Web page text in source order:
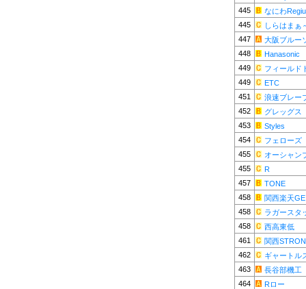
445
なにわ
445
しらはまぁ
447
大阪ブルー
448
Hanasonic
449
フィールド
449
ETC
451
浪速ブレー
452
グレッグス
453
Styles
454
フェローズ
455
オーシャン
455
R
457
TONE
458
関西楽天GE
458
ラガースタ
458
西高東低
461
関西
462
ギャートル
463
長谷部機工
464
Rロー